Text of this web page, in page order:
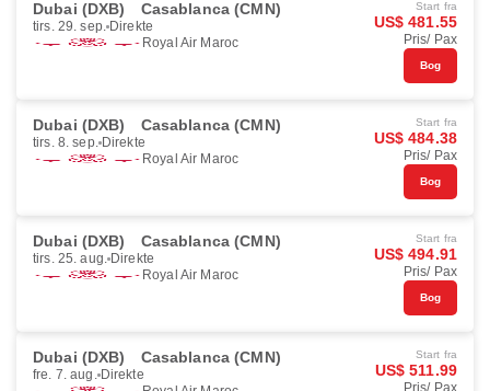
Dubai (DXB) Casablanca (CMN)
tirs. 29. sep. Direkte
Royal Air Maroc
Start fra
US$ 481.55
Pris/ Pax
Bog
Dubai (DXB) Casablanca (CMN)
tirs. 8. sep. Direkte
Royal Air Maroc
Start fra
US$ 484.38
Pris/ Pax
Bog
Dubai (DXB) Casablanca (CMN)
tirs. 25. aug. Direkte
Royal Air Maroc
Start fra
US$ 494.91
Pris/ Pax
Bog
Dubai (DXB) Casablanca (CMN)
fre. 7. aug. Direkte
Start fra
US$ 511.99
Pris/ Pax